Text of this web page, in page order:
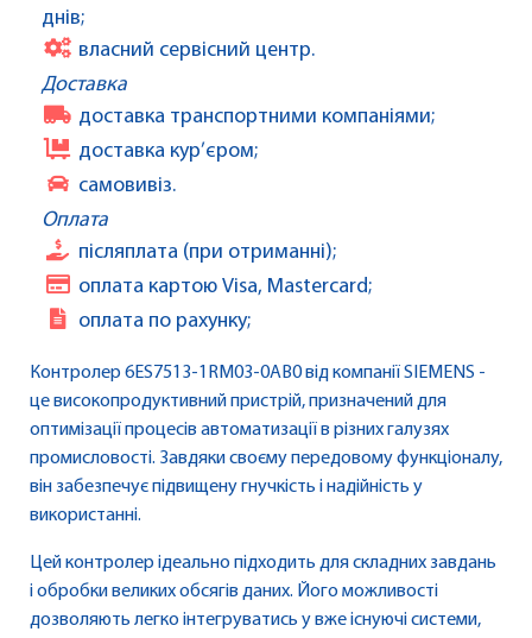
днів;
власний сервісний центр.
Доставка
доставка транспортними компаніями;
доставка кур’єром;
самовивіз.
Оплата
післяплата (при отриманні);
оплата картою Visa, Mastercard;
оплата по рахунку;
Контролер 6ES7513-1RM03-0AB0 від компанії SIEMENS -
це високопродуктивний пристрій, призначений для
оптимізації процесів автоматизації в різних галузях
промисловості. Завдяки своєму передовому функціоналу,
він забезпечує підвищену гнучкість і надійність у
використанні.
Цей контролер ідеально підходить для складних завдань
і обробки великих обсягів даних. Його можливості
дозволяють легко інтегруватись у вже існуючі системи,